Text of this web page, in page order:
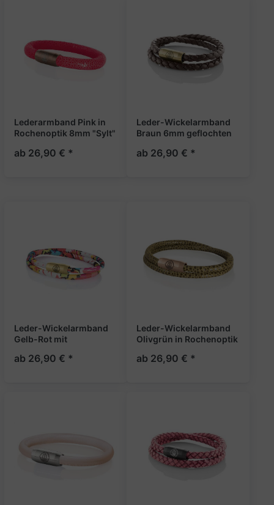
Lederarmband Pink in
Rochenoptik 8mm "Sylt"
ab 26,90 € *
Leder-Wickelarmband
Braun 6mm geflochten
ab 26,90 € *
Leder-Wickelarmband
Gelb-Rot mit
"Madeira"
ab 26,90 € *
Leder-Wickelarmband
Olivgrün in Rochenoptik
ab 26,90 € *